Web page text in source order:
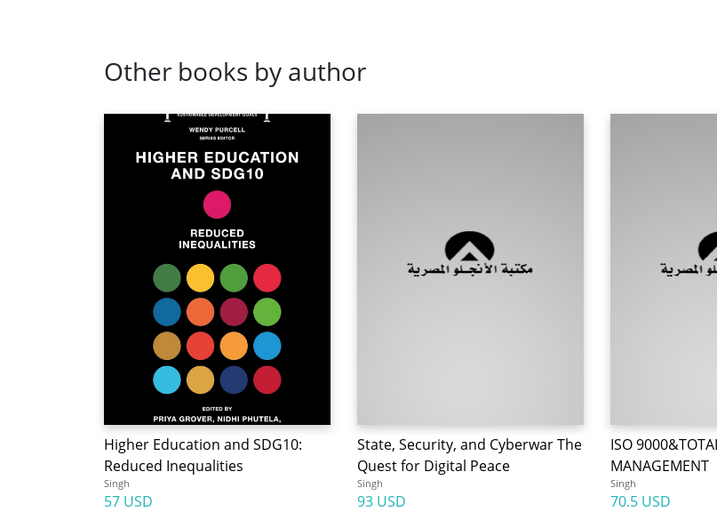
Other books by author
Higher Education and SDG10:
Reduced Inequalities
Singh
57 USD
State, Security, and Cyberwar The
Quest for Digital Peace
Singh
93 USD
ISO
MANAGEMENT
Singh
70.5 USD